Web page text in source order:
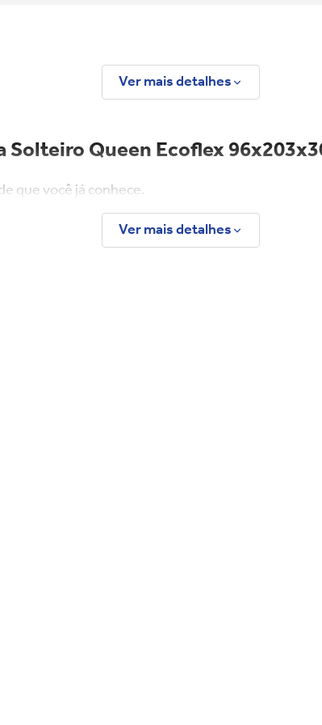
Ver mais detalhes
Queen Ecoflex
que você já conhece.
busca otimizar o espaço do quarto sem
e uma cama auxiliar prática, equipada com
rígida, esta possui sistema de molas, oferecendo muito
garantindo sustentabilidade e alta resistência ao peso.
na cor grafite, que combina com qualquer decoração e é
Ver mais detalhes